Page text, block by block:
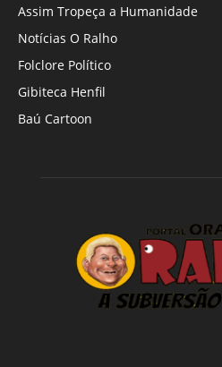
Assim Tropeça a Humanidade
Notícias O Ralho
Folclore Político
Gibiteca Henfil
Baú Cartoon